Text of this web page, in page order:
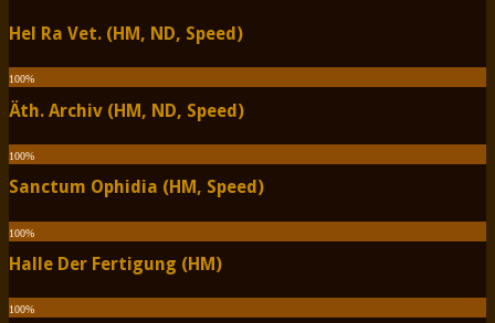
Hel Ra Vet. (HM, ND, Speed)
100%
Äth. Archiv (HM, ND, Speed)
100%
Sanctum Ophidia (HM, Speed)
100%
Halle Der Fertigung (HM)
100%